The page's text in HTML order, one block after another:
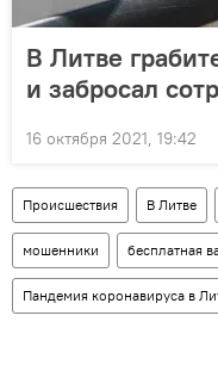
В Литве
и забросал
16 октября 2021, 19:42
Происшествия В Литве
мошенники бесплатная
Пандемия коронавируса в